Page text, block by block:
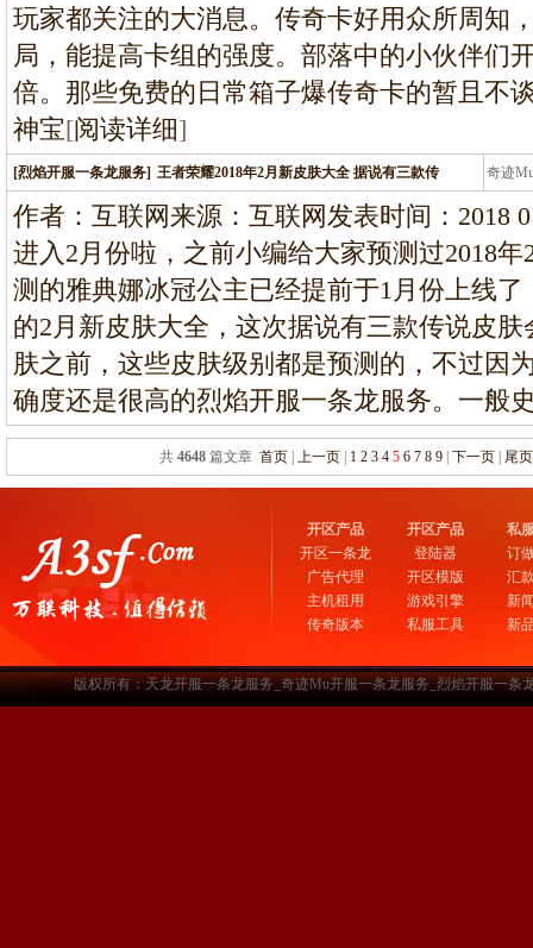
玩家都关注的大消息。传奇卡好用众所周知
局，能提高卡组的强度。部落中的小伙伴们
倍。那些免费的日常箱子爆传奇卡的暂且不
神宝[阅读详细]
[烈焰开服一条龙服务] 王者荣耀2018年2月新皮肤大全 据说有三款传 奇迹
条
作者：互联网来源：互联网发表时间：2018
进入2月份啦，之前小编给大家预测过2018
测的雅典娜冰冠公主已经提前于1月份上线
的2月新皮肤大全，这次据说有三款传说皮
肤之前，这些皮肤级别都是预测的，不过因
确度还是很高的烈焰开服一条龙服务。一般
共 4648篇文章 首页| 上一页| 1 2 3 4 5 6 7 8 9| 下一页| 尾
开区产品
开区一条龙
广告代理
主机租用
传奇版本
开区产品
登陆器
开区模版
游戏引擎
私服工具
私
订
汇
新
新
版权所有：天龙开服一条龙服务_奇迹Mu开服一条龙服务_烈焰开服一条